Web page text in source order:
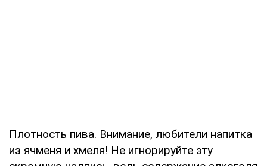
Плотность пива. Внимание, любители напитка
из ячменя и хмеля! Не игнорируйте эту